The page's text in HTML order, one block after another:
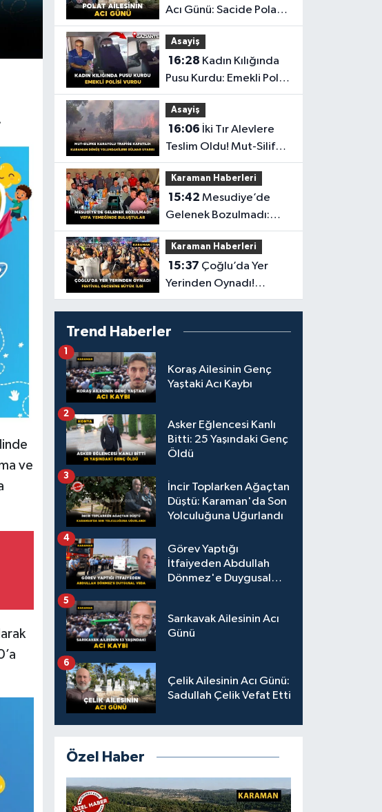
ve
Acı Günü: Sacide Polat
Vefat Etti
Asayiş
16:28
Pusu Kurdu: Emekli Polisi
Vurdu
Asayiş
16:06
Teslim Oldu! Mut-Silifke
Yolu Trafiğe Kapandı
Karaman Haberleri
15:42
Gelenek Bozulmadı:
Vefa Yemeğinde
Buluştular
Karaman Haberleri
15:37
Yerinden Oynadı!
Festival Gecesine Büyük
Trend Haberler
Koraş Ailesinin Genç
Yaştaki Acı Kaybı
1
Asker Eğlencesi Kanlı
Bitti: 25 Yaşındaki Genç
Öldü
2
İncir Toplarken Ağaçtan
Düştü: Karaman'da Son
Yolculuğuna Uğurlandı
3
Görev Yaptığı
İtfaiyeden Abdullah
Dönmez'e Duygusal
4
Sarıkavak Ailesinin Acı
Günü
5
Çelik Ailesinin Acı Günü:
Sadullah Çelik Vefat Etti
6
Özel Haber